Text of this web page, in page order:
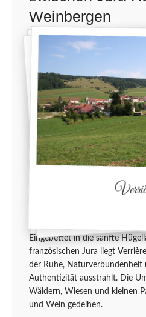
Weinbergen
Eingebettet in die sanfte
französischen Jura liegt
der Ruhe, Naturverbundenheit
Authentizität ausstrahlt. Die
Wäldern, Wiesen und kleinen
und Wein gedeihen.